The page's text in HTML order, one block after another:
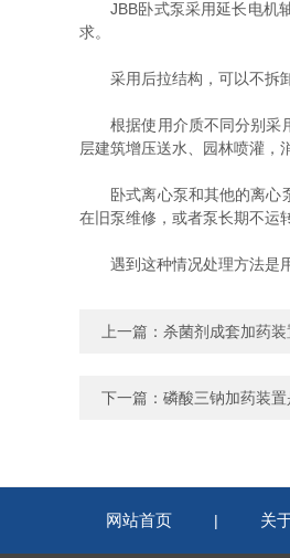
JBB卧式泵采用延长电机轴
求。
采用后拉结构，可以不拆卸
根据使用介质不同分别采用
层建筑增压送水、园林喷灌，
卧式离心泵和其他的离心泵
在旧泵维修，或者泵长期不运
遇到这种情况处理方法是用
上一篇： 杀菌剂成套加药
下一篇： 磷酸三钠加药装
网站首页 | 关